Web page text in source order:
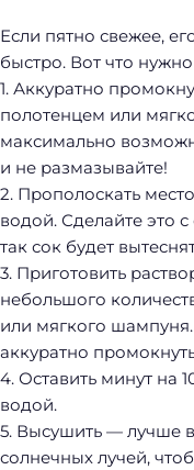
Если пятно свежее,
быстро. Вот что нужно
1. Аккуратно
полотенцем или
максимально
и не размазывайте!
2. Прополоскать
водой. Сделайте это
так сок будет
3. Приготовить
небольшого
или мягкого
аккуратно
4. Оставить минут на
водой.
5. Высушить — лучше
солнечных лучей,